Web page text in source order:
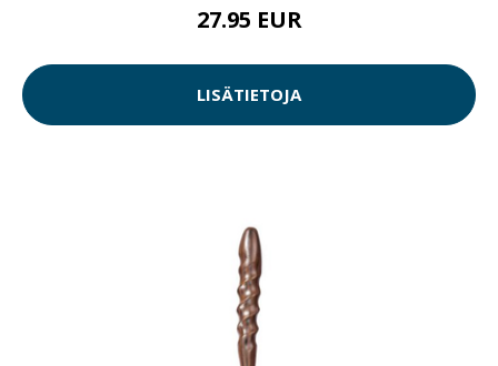
27.95 EUR
LISÄTIETOJA